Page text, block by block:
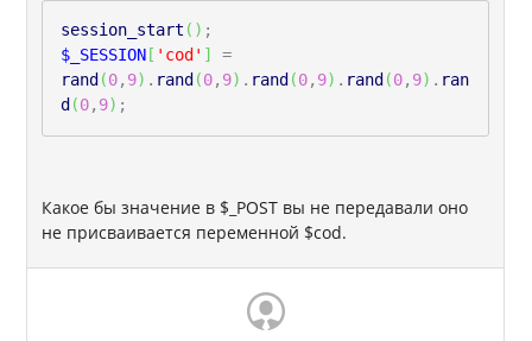
session_start ( ) ;
$_SESSION[ 'cod' ]
=
rand (0, 9) . rand (0, 9) . rand (0, 9) . rand (0, 9) . ran
d (0, 9) ;
Какое бы значение в $_POST вы не передавали оно
не присваивается переменной $cod.